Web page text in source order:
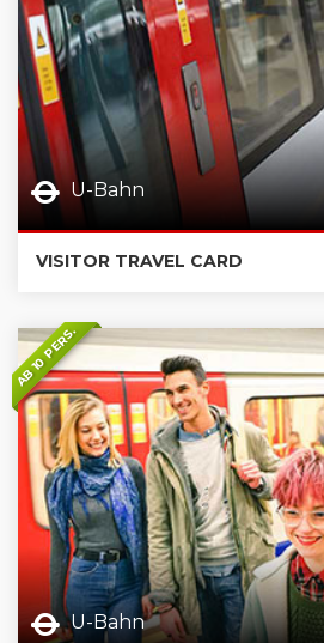
U-Bahn
VISITOR TRAVEL CARD
AB 10 PERS.
U-Bahn